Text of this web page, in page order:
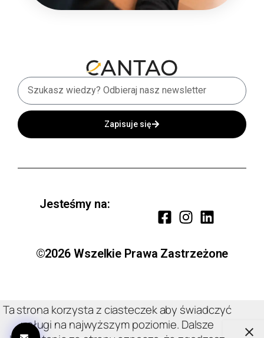
Zapisuje się
Jesteśmy na:
©2026 Wszelkie Prawa Zastrzeżone
Ta strona korzysta z ciasteczek aby świadczyć
usługi na najwyższym poziomie. Dalsze